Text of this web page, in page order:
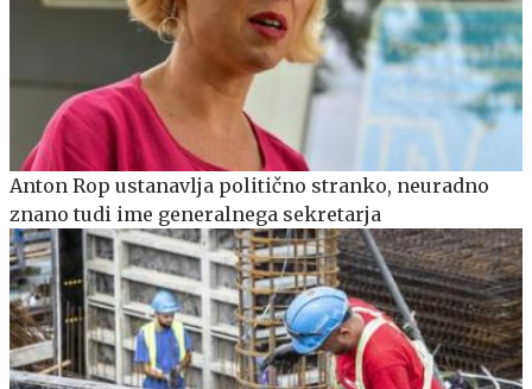
Anton Rop ustanavlja politično stranko, neuradno
znano tudi ime generalnega sekretarja